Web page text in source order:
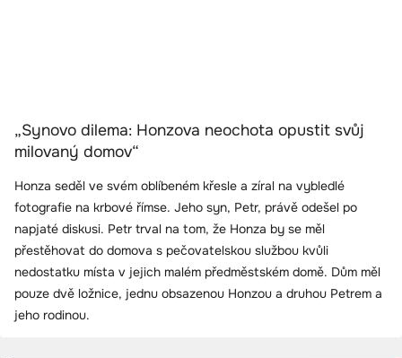
„Synovo dilema: Honzova neochota opustit svůj
milovaný domov“
Honza seděl ve svém oblíbeném křesle a zíral na vybledlé
fotografie na krbové římse. Jeho syn, Petr, právě odešel po
napjaté diskusi. Petr trval na tom, že Honza by se měl
přestěhovat do domova s pečovatelskou službou kvůli
nedostatku místa v jejich malém předměstském domě. Dům měl
pouze dvě ložnice, jednu obsazenou Honzou a druhou Petrem a
jeho rodinou.